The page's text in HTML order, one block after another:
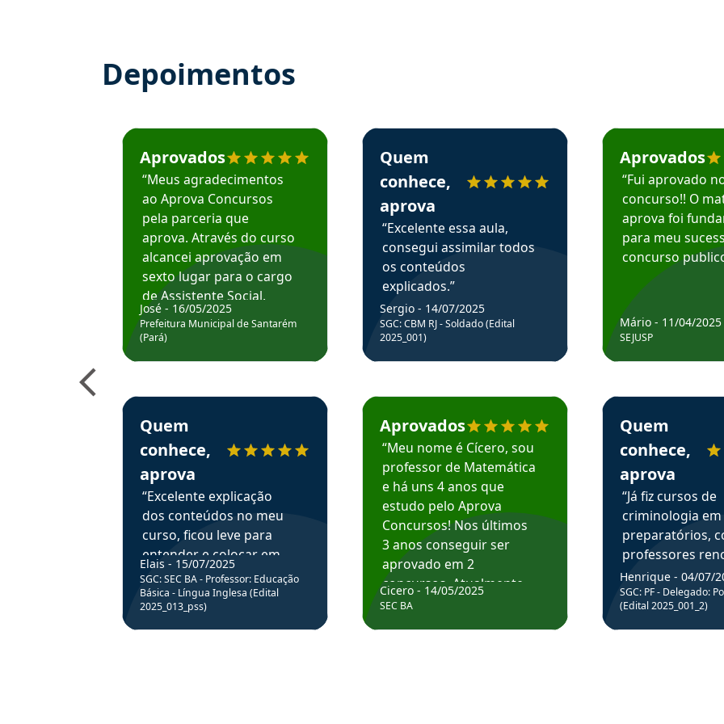
Depoimentos
Estudante José recomenda o Aprova Concursos em depoimento
Aprovados
“Meus agradecimentos
ao Aprova Concursos
pela parceria que
aprova. Através do curso
alcancei aprovação em
sexto lugar para o cargo
de Assistente Social.
Hoje estou atuando na
Prefeitura de Santarém.
José - 16/05/2025
Prefeitura Municipal de Santarém
(Pará)
Estudante Elais recomenda o Aprova Concursos em depoimento
Quem
conhece,
aprova
“Excelente explicação
dos conteúdos no meu
curso, ficou leve para
entender e colocar em
prática através da
resolução de questões.”
Elais - 15/07/2025
SGC: SEC BA - Professor: Educação
Básica - Língua Inglesa (Edital
2025_013_pss)
Estudante Sergio recomenda o Aprova Concursos em depoimento
Quem
conhece,
aprova
“Excelente essa aula,
consegui assimilar todos
os conteúdos
explicados.”
Sergio - 14/07/2025
SGC: CBM RJ - Soldado (Edital
2025_001)
Estudante Cicero recomenda o Aprova Concursos em depoimento
Aprovados
“Meu nome é Cícero, sou
professor de Matemática
e há uns 4 anos que
estudo pelo Aprova
Concursos! Nos últimos
3 anos conseguir ser
aprovado em 2
concursos. Atualmente,
estou atuando como
Cicero - 14/05/2025
SEC BA
Estudante Mário
Aprovados
“Fui aprovado
concurso!! O
aprova foi
para meu
concurso
Mário - 11/04/2025
SEJUSP
Estudante Henrique
Quem
conhece,
aprova
“Já fiz cursos de
criminologia em
preparatórios,
professores
fiz curso em pós
graduação.
Professor do
sem dúvida, o
Henrique - 04/07/
SGC: PF - Delegado:
(Edital 2025_001_2)